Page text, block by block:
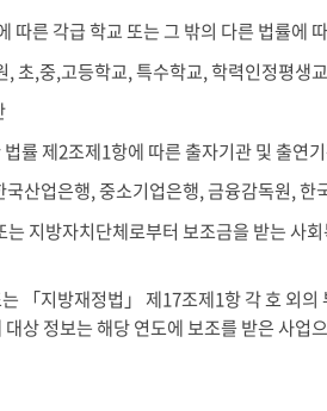
따른 각급 학교 또는 그 밖의 다른 법률에
초,중,고등학교, 특수학교, 학력인정평생
률 제2조제1항에 따른 출자기관 및 출연
산업은행, 중소기업은행, 금융감독원, 한
지방자치단체로부터 보조금을 받는 사
「지방재정법」 제17조제1항 각 호 외
상 정보는 해당 연도에 보조를 받은 사업